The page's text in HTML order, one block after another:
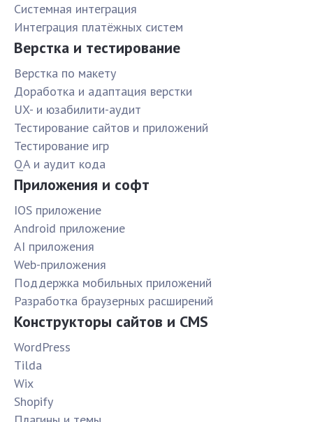
Системная интеграция
Интеграция платёжных систем
Верстка и тестирование
Верстка по макету
Доработка и адаптация верстки
UX- и юзабилити-аудит
Тестирование сайтов и приложений
Тестирование игр
QA и аудит кода
Приложения и софт
IOS приложение
Android приложение
AI приложения
Web-приложения
Поддержка мобильных приложений
Разработка браузерных расширений
Конструкторы сайтов и CMS
WordPress
Tilda
Wix
Shopify